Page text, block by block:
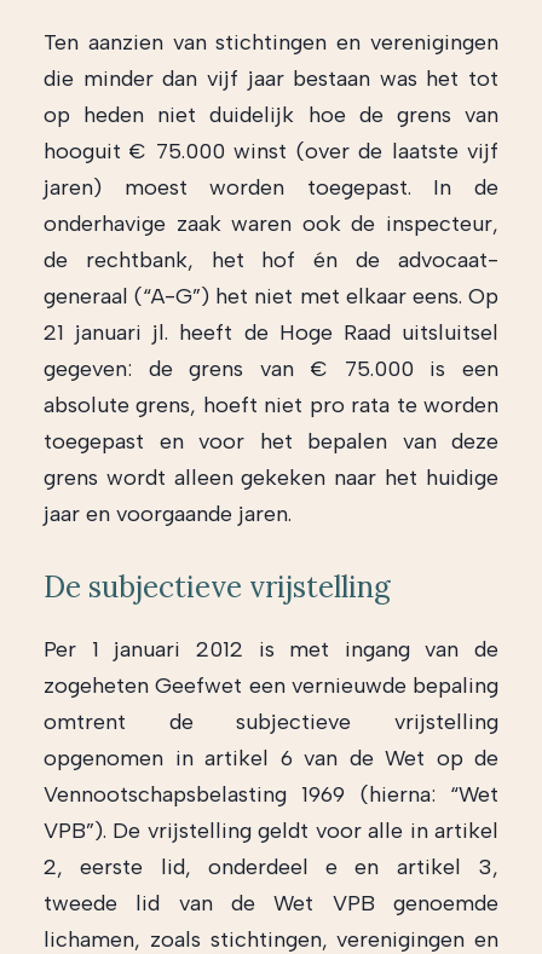
Ten aanzien van stichtingen en verenigingen
die minder dan vijf jaar bestaan was het tot
op heden niet duidelijk hoe de grens van
hooguit € 75.000 winst (over de laatste vijf
jaren) moest worden toegepast. In de
onderhavige zaak waren ook de inspecteur,
de rechtbank, het hof én de advocaat-
generaal (“A-G”) het niet met elkaar eens. Op
21 januari jl. heeft de Hoge Raad uitsluitsel
gegeven: de grens van € 75.000 is een
absolute grens, hoeft niet pro rata te worden
toegepast en voor het bepalen van deze
grens wordt alleen gekeken naar het huidige
jaar en voorgaande jaren.
De subjectieve vrijstelling
Per 1 januari 2012 is met ingang van de
zogeheten Geefwet een vernieuwde bepaling
omtrent de subjectieve vrijstelling
opgenomen in artikel 6 van de Wet op de
Vennootschapsbelasting 1969 (hierna: “Wet
VPB”). De vrijstelling geldt voor alle in artikel
2, eerste lid, onderdeel e en artikel 3,
tweede lid van de Wet VPB genoemde
lichamen, zoals stichtingen, verenigingen en